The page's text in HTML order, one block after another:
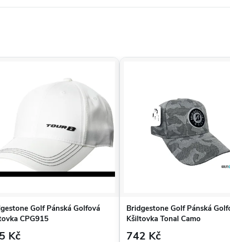
Golf Pánská Golfová
CPG915
Kč
Bridgestone Golf Pánská
Kšiltovka Tonal Camo
742 Kč